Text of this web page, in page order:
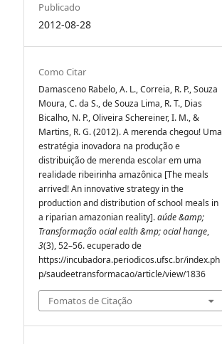
Publicado
2012-08-28
Como Citar
Damasceno Rabelo, A. L., Correia, R. P., Souza
Moura, C. da S., de Souza Lima, R. T., Dias
Bicalho, N. P., Oliveira Schereiner, I. M., &
Martins, R. G. (2012). A merenda chegou! Uma
estratégia inovadora na produção e
distribuição de merenda escolar em uma
realidade ribeirinha amazônica [The meals
arrived! An innovative strategy in the
production and distribution of school meals in
a riparian amazonian reality].aúde &amp;
Transformação ocial ealth &mp; ocial hange,
3(3), 52–56. ecuperado de
https://incubadora.periodicos.ufsc.br/index.ph
p/saudeetransformacao/article/view/1836
Fomatos de Citação